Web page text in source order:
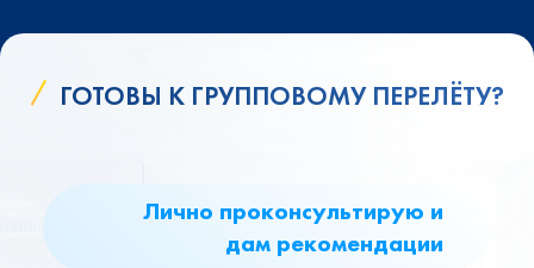
ГОТОВЫ К ГРУППОВОМУ ПЕРЕЛЁТУ?
Лично проконсультирую и
дам рекомендации